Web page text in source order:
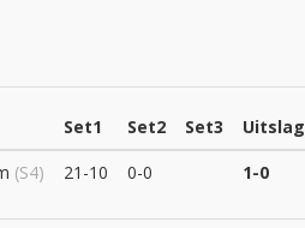
Set1 Set2 Set3 Uitslag
(S4) 21-10 0-0 1-0